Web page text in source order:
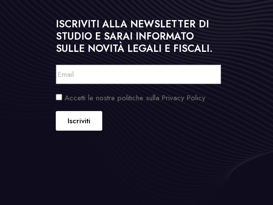
ISCRIVITI ALLA NEWSLETTER DI
STUDIO E SARAI INFORMATO
SULLE NOVITÀ LEGALI E FISCALI.
Accetti le nostre politiche sulla Privacy Policy
Iscriviti